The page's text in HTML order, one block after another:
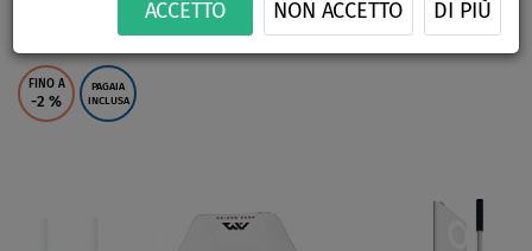
ACCETTO NON ACCETTO DI PIÙ
elettrico REMIGO 1 kW
FINO A
-2 %
PAGAIA
INCLUSA